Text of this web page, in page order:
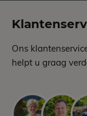
Ons
helpt u graag